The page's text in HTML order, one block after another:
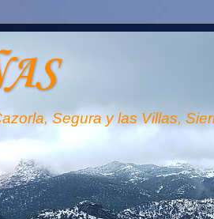
Segura y las Villas,